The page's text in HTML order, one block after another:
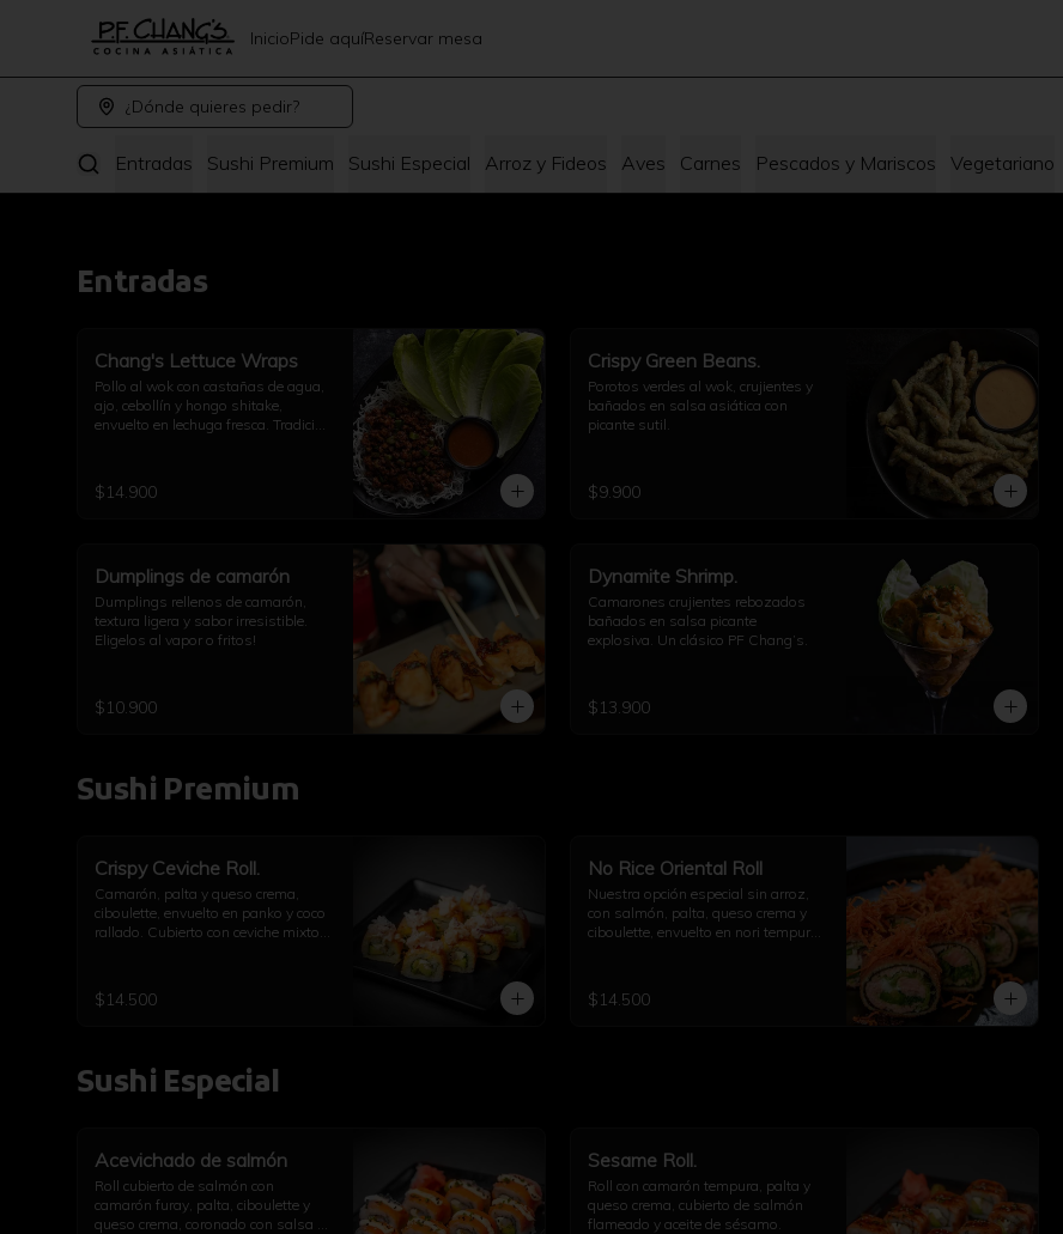
InicioPide aquíReservar mesa
¿Dónde quieres pedir?
Entradas Sushi Premium Sushi Especial Arroz y Fideos Aves Carnes Pescados y Mariscos Vegetariano
Entradas
Chang's Lettuce Wraps
Pollo al wok con castañas de agua,
ajo, cebollín y hongo shitake,
envuelto en lechuga fresca. Tradición
$14.900
Crispy Green Beans.
Porotos verdes al wok, crujientes y
bañados en salsa asiática con
picante sutil.
$9.900
Dumplings de camarón
Dumplings rellenos de camarón,
textura ligera y sabor irresistible.
Eligelos al vapor o fritos!
$10.900
Dynamite Shrimp.
Camarones crujientes rebozados
bañados en salsa picante
explosiva. Un clásico PF Chang’s.
$13.900
Sushi Premium
Crispy Ceviche Roll.
Camarón, palta y queso crema,
ciboulette, envuelto en panko y coco
rallado. Cubierto con ceviche mixto
$14.500
No Rice Oriental Roll
Nuestra opción especial sin arroz,
con salmón, palta, queso crema y
ciboulette, envuelto en nori tempura
$14.500
Sushi Especial
Acevichado de salmón
Roll cubierto de salmón con
camarón furay, palta, ciboulette y
queso crema, coronado con salsa
Sesame Roll.
Roll con camarón tempura, palta y
queso crema, cubierto de salmón
flameado y aceite de sésamo.